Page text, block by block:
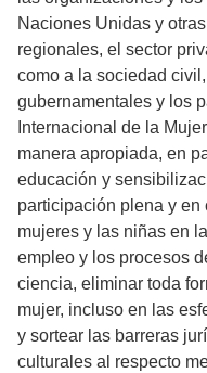
Naciones Unidas y
regionales, el sector
como a la sociedad
gubernamentales y los
Internacional de la
manera apropiada, en
educación y
participación plena y
mujeres y las niñas en
empleo y los procesos
ciencia, eliminar toda
mujer, incluso en las
y sortear las barreras
culturales al respecto